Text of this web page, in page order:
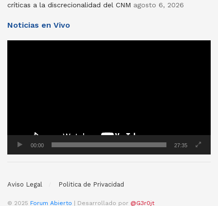
críticas a la discrecionalidad del CNM agosto 6, 2026
Noticias en Vivo
00:00 27:35
Aviso Legal Politica de Privacidad
© 2025 Forum Abierto | Desarrollado por @G3r0jt